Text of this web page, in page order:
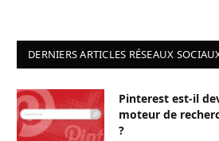
DERNIERS ARTICLES RÉSEAUX
Pinterest est-il
moteur de
?